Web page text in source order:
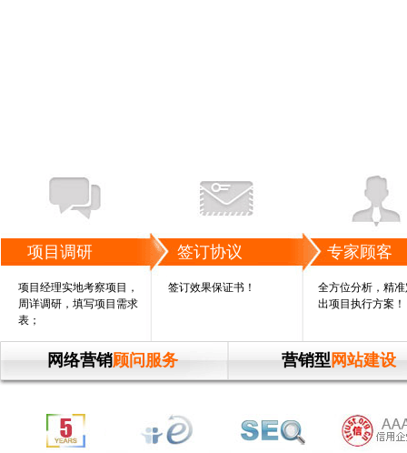
项目调研
项目经理实地考察项目，
周详调研，填写项目需求
表；
签订协议
签订效果保证书！
专家顾客
全方位分析，精
出项目执行方案！
网络营销顾问服务 营销型 网站建设